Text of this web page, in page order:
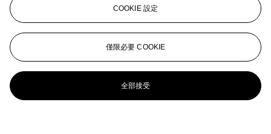
COOKIE 設定
僅限必要 COOKIE
全部接受